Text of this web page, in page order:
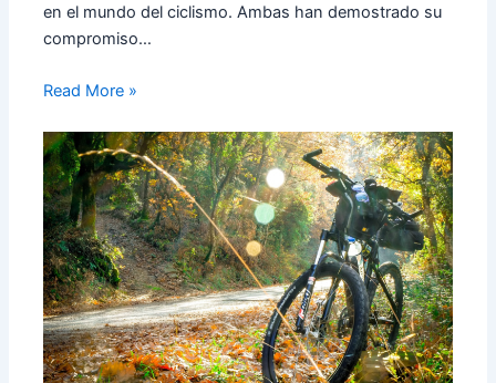
en el mundo del ciclismo. Ambas han demostrado su
compromiso…
Read More »